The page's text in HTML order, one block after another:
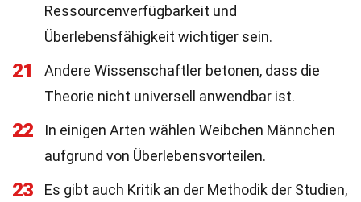
Ressourcenverfügbarkeit und
Überlebensfähigkeit wichtiger sein.
21
Andere Wissenschaftler betonen, dass die
Theorie nicht universell anwendbar ist.
22
In einigen Arten wählen Weibchen Männchen
aufgrund von Überlebensvorteilen.
23
Es gibt auch Kritik an der Methodik der Studien,